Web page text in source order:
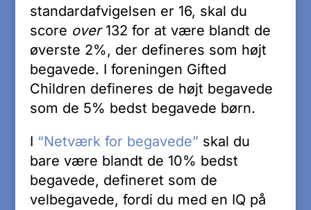
standardafvigelsen er 16, skal du
score over132 for at være blandt de
øverste 2%, der defineres som højt
begavede. I foreningen Gifted
Children defineres de højt begavede
som de 5% bedst begavede børn.
I “Netværk for begavede” skal du
bare være blandt de 10% bedst
begavede, defineret som de
velbegavede, fordi du med en IQ på